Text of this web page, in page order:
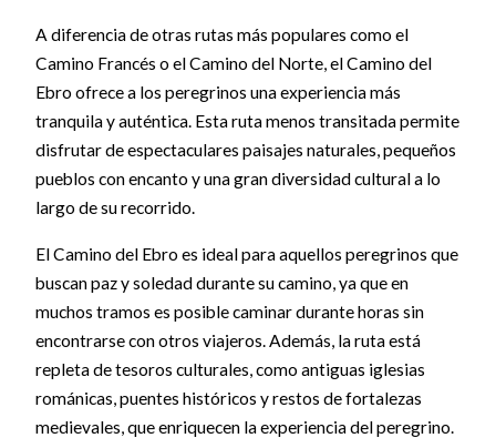
A diferencia de otras rutas más populares como el
Camino Francés o el Camino del Norte, el Camino del
Ebro ofrece a los peregrinos una experiencia más
tranquila y auténtica. Esta ruta menos transitada permite
disfrutar de espectaculares paisajes naturales, pequeños
pueblos con encanto y una gran diversidad cultural a lo
largo de su recorrido.
El Camino del Ebro es ideal para aquellos peregrinos que
buscan paz y soledad durante su camino, ya que en
muchos tramos es posible caminar durante horas sin
encontrarse con otros viajeros. Además, la ruta está
repleta de tesoros culturales, como antiguas iglesias
románicas, puentes históricos y restos de fortalezas
medievales, que enriquecen la experiencia del peregrino.